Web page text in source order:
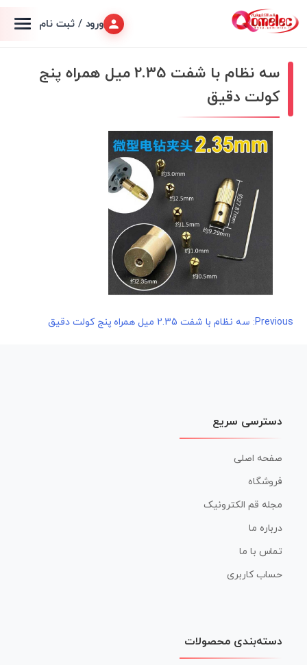
ورود / ثبت نام
سه نظام با شفت 2.35 میل همراه پنج
کولت دقیق
راهبری
Previous: سه نظام با شفت 2.35 میل همراه پنج کولت دقیق
دسترسی سریع
صفحه اصلی
فروشگاه
مجله قم الکترونیک
درباره ما
تماس با ما
حساب کاربری
دسته‌بندی محصولات